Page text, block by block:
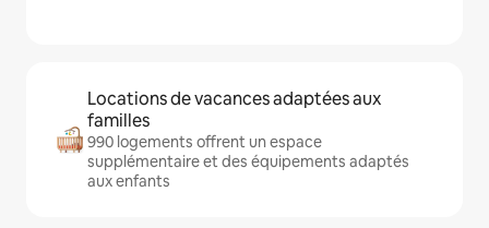
Locations de vacances adaptées aux
familles
990 logements offrent un espace
supplémentaire et des équipements adaptés
aux enfants